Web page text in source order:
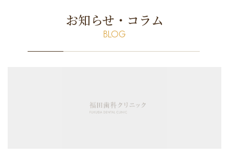
お知らせ・コラム
BLOG